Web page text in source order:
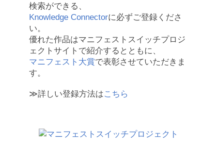
検索ができる、
Knowledge Connectorに必ずご登録くださ
い。
優れた作品はマニフェストスイッチプロジ
ェクトサイトで紹介するとともに、
マニフェスト大賞で表彰させていただきま
す。
≫詳しい登録方法はこちら